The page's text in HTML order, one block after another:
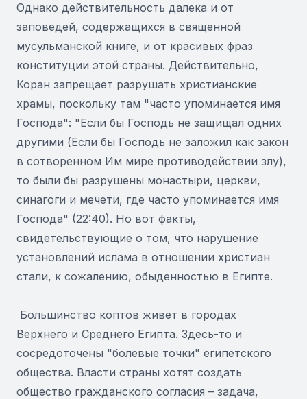
Однако действительность далека и от
заповедей, содержащихся в священной
мусульманской книге, и от красивых фраз
конституции этой страны. Действительно,
Коран запрещает разрушать христианские
храмы, поскольку там "часто упоминается имя
Господа": "Если бы Господь не защищал одних
другими (Если бы Господь не заложил как закон
в сотворенном Им мире противодействии злу),
то были бы разрушены монастыри, церкви,
синагоги и мечети, где часто упоминается имя
Господа" (22:40). Но вот факты,
свидетельствующие о том, что нарушение
установлений ислама в отношении христиан
стали, к сожалению, обыденностью в Египте.
Большинство коптов живет в городах
Верхнего и Среднего Египта. Здесь-то и
сосредоточены "болевые точки" египетского
общества. Власти страны хотят создать
общество гражданского согласия – задача,